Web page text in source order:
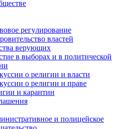
регулирование
властей
верующих
в выборах и в политической
о религии и власти
о религии и праве
и карантин
и полицейское